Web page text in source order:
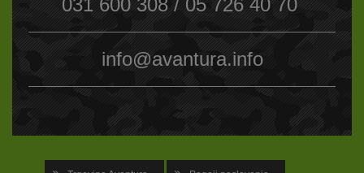
031 600 308 / 05 726 40 70
info@avantura.info